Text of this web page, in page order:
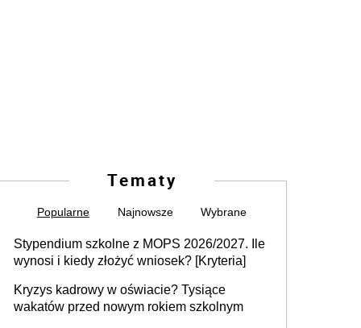
Tematy
Popularne Najnowsze Wybrane
Stypendium szkolne z MOPS 2026/2027. Ile
wynosi i kiedy złożyć wniosek? [Kryteria]
Kryzys kadrowy w oświacie? Tysiące
wakatów przed nowym rokiem szkolnym